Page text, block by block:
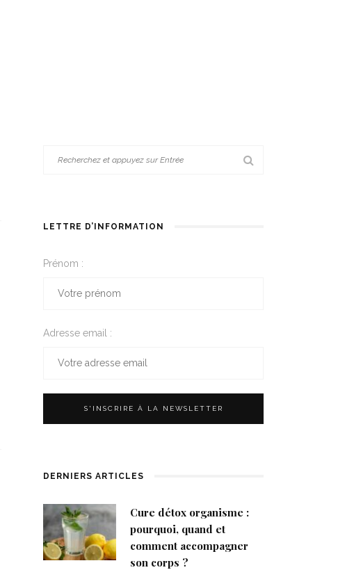
LETTRE D’INFORMATION
Prénom :
Adresse email :
DERNIERS ARTICLES
Cure détox organisme :
pourquoi, quand et
comment accompagner
son corps ?